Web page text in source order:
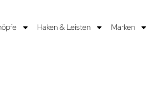
Haken & Leisten Marken